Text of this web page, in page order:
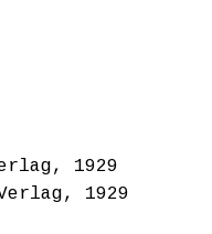
1929
1929